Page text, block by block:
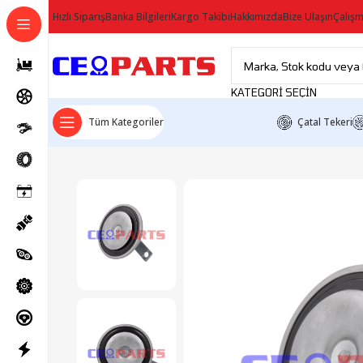
Hızlı SiparişBanka BilgileriKargo TakibiHakkımızdaBize Ulaşın
KATEGORI SEÇIN
Tüm Kategoriler Çatal Tekeri